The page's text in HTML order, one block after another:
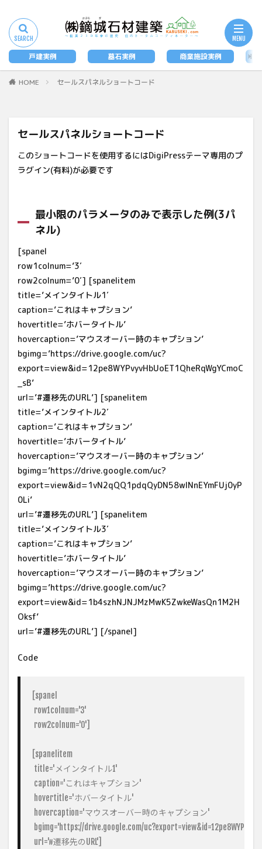
戸建実例 墓石実例 商業施設実例
HOME セールスパネルショートコード
セールスパネルショートコード
このショートコードを使用するにはDigiPressテーマ専用のプ
ラグイン(有料)が必要です
最小限のパラメータのみで表示した例(3パ
ネル)
[spanel
row1colnum=’3′
row2colnum=’0′] [spanelitem
title=’メインタイトル1′
caption=’これはキャプション’
hovertitle=’ホバータイトル’
hovercaption=’マウスオーバー時のキャプション’
bgimg=’https://drive.google.com/uc?
export=view&id=12pe8WYPvyvHbUoET1QheRqWgYCmoC
_sB’
url=’#遷移先のURL’] [spanelitem
title=’メインタイトル2′
caption=’これはキャプション’
hovertitle=’ホバータイトル’
hovercaption=’マウスオーバー時のキャプション’
bgimg=’https://drive.google.com/uc?
export=view&id=1vN2qQQ1pdqQyDN58wlNnEYmFUj0yP
0Li’
url=’#遷移先のURL’] [spanelitem
title=’メインタイトル3′
caption=’これはキャプション’
hovertitle=’ホバータイトル’
hovercaption=’マウスオーバー時のキャプション’
bgimg=’https://drive.google.com/uc?
export=view&id=1b4szhNJNJMzMwK5ZwkeWasQn1M2H
Oksf’
url=’#遷移先のURL’] [/spanel]
Code
[spanel
row1colnum='3'
row2colnum='0']
[spanelitem
title='メインタイトル1'
caption='これはキャプション'
hovertitle='ホバータイトル'
hovercaption='マウスオーバー時のキャプション'
bgimg='https://drive.google.com/
url='#遷移先のURL']
タグ